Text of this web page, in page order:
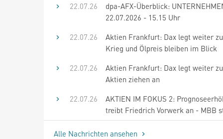
22.07.26
dpa-AFX-Überblick:
22.07.2026 - 15.15 Uhr
22.07.26
Aktien Frankfurt: Dax legt weiter
Krieg und Ölpreis bleiben im Blick
22.07.26
Aktien Frankfurt: Dax legt weiter
Aktien ziehen an
22.07.26
AKTIEN IM FOKUS 2:
treibt Friedrich Vorwerk an - MBB
Alle Nachrichten ansehen